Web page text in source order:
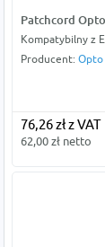
Patchcord Opto
Kompatybilny z
Producent: Opto
76,26 zł z VAT
62,00 zł netto